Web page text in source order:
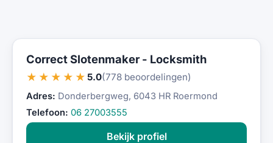
Correct Slotenmaker - Locksmith
★★★★★ 5.0(778 beoordelingen)
Adres: Donderbergweg, 6043 HR Roermond
Telefoon: 06 27003555
Bekijk profiel